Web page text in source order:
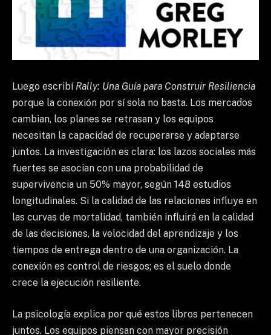
Luego escribí Rally: Una Guía para Construir Resiliencia
porque la conexión por sí sola no basta. Los mercados
cambian, los planes se retrasan y los equipos
necesitan la capacidad de recuperarse y adaptarse
juntos. La investigación es clara: los lazos sociales más
fuertes se asocian con una probabilidad de
supervivencia un 50% mayor, según 148 estudios
longitudinales. Si la calidad de las relaciones influye en
las curvas de mortalidad, también influirá en la calidad
de las decisiones, la velocidad del aprendizaje y los
tiempos de entrega dentro de una organización. La
conexión es control de riesgos; es el suelo donde
crece la ejecución resiliente.
La psicología explica por qué estos libros pertenecen
juntos. Los equipos piensan con mayor precisión